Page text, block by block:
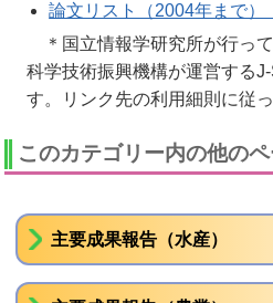
論文リスト（2004年まで）
＊国立情報学研究所が行っ
科学技術振興機構が運営する
す。リンク先の利用細則に従
このカテゴリー内の他の
主要成果報告（水産）